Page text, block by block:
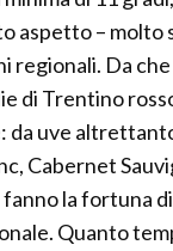
aspetto – molto
regionali. Da
di Trentino
da uve
Cabernet
la fortuna
Quanto